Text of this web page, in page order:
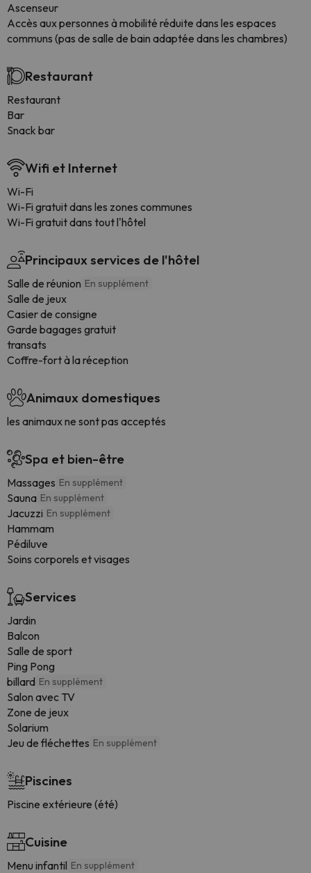
Ascenseur
Accès aux personnes à mobilité réduite dans les espaces
communs (pas de salle de bain adaptée dans les chambres)
Restaurant
Restaurant
Bar
Snack bar
Wifi et Internet
Wi-Fi
Wi-Fi gratuit dans les zones communes
Wi-Fi gratuit dans tout l'hôtel
Principaux services de l'hôtel
Salle de réunion En supplément
Salle de jeux
Casier de consigne
Garde bagages gratuit
transats
Coffre-fort à la réception
Animaux domestiques
les animaux ne sont pas acceptés
Spa et bien-être
Massages En supplément
Sauna En supplément
Jacuzzi En supplément
Hammam
Pédiluve
Soins corporels et visages
Services
Jardin
Balcon
Salle de sport
Ping Pong
billard En supplément
Salon avec TV
Zone de jeux
Solarium
Jeu de fléchettes En supplément
Piscines
Piscine extérieure (été)
Cuisine
Menu infantil En supplément